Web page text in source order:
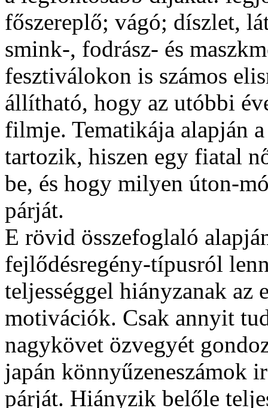
főszereplő; vágó; díszlet,
smink-, fodrász- és
fesztiválokon is számos
állítható, hogy az utóbbi
filmje. Tematikája alapján
tartozik, hiszen egy fiatal
be, és hogy milyen úton-
párját.
E rövid összefoglaló
fejlődésregény-típusról
teljességgel hiányzanak az
motivációk. Csak annyit
nagykövet özvegyét
japán könnyűzeneszámok
párját. Hiányzik belőle